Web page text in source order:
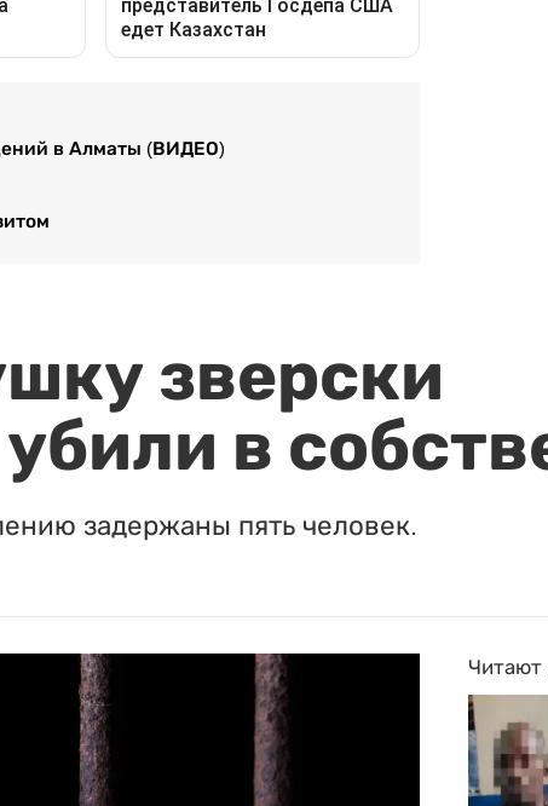
в Алматы (ВИДЕО)
зверски
в
задержаны пять человек.
Читают